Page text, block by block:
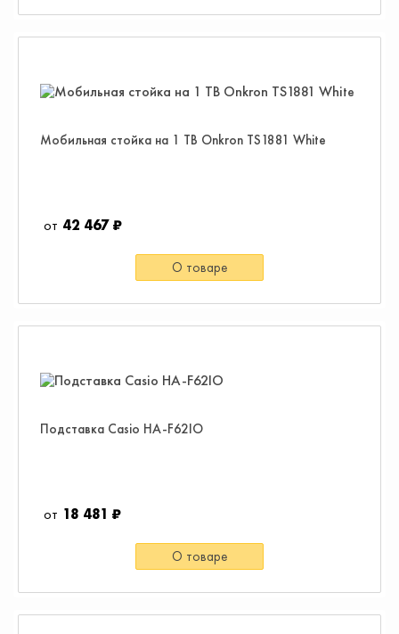
Мобильная стойка на 1 ТВ Onkron TS1881 White
42 467 ₽
О товаре
Подставка Casio HA-F62IO
18 481 ₽
О товаре